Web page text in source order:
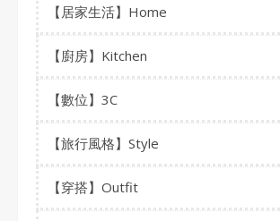
【居家生活】Home
【廚房】Kitchen
【數位】3C
【旅行風格】Style
【穿搭】Outfit